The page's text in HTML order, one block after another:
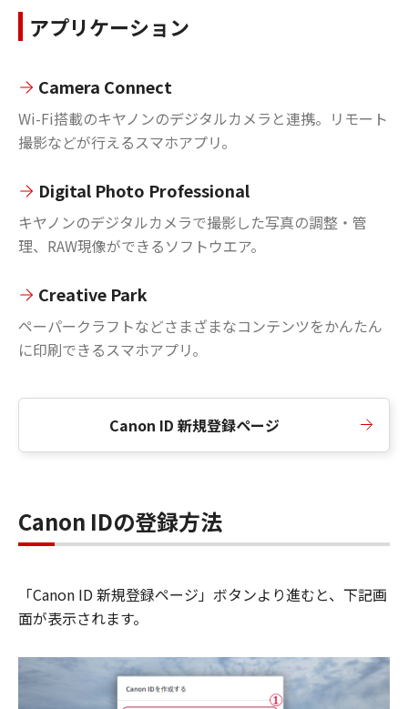
アプリケーション
Camera Connect
Wi-Fi搭載のキヤノンのデジタルカメラと連携。リモート
撮影などが行えるスマホアプリ。
Digital Photo Professional
キヤノンのデジタルカメラで撮影した写真の調整・管
理、RAW現像ができるソフトウエア。
Creative Park
ペーパークラフトなどさまざまなコンテンツをかんたん
に印刷できるスマホアプリ。
Canon ID 新規登録ページ
Canon IDの登録方法
「Canon ID 新規登録ページ」ボタンより進むと、下記画
面が表示されます。